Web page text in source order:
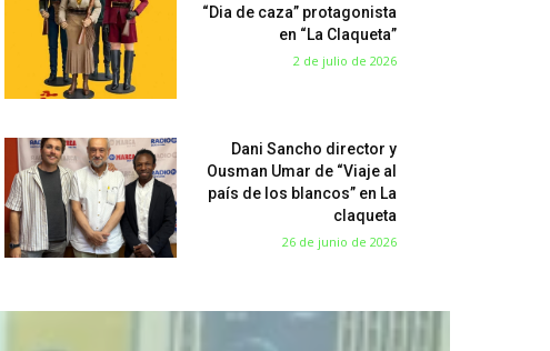
“Dia de caza” protagonista
en “La Claqueta”
2 de julio de 2026
Dani Sancho director y
Ousman Umar de “Viaje al
país de los blancos” en La
claqueta
26 de junio de 2026